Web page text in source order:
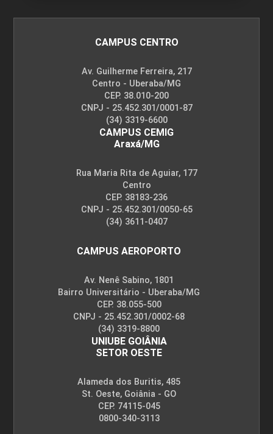
Transtorno do Espectro Autista (TEA)
10h
Tecnologia e Educação Inclusiva
10h
CAMPUS CENTRO
Av. Guilherme Ferreira, 217
Centro - Uberaba/MG
CEP. 38.010-200
CNPJ - 25.452.301/0001-87
(34) 3319-6600
CAMPUS CEMIG
Araxá/MG
Rua Maria Rita de Aguiar, 177
Centro
CEP. 38183-236
CNPJ - 25.452.301/0050-65
(34) 3611-0407
CAMPUS AEROPORTO
Av. Nenê Sabino, 1801
Bairro Universitário - Uberaba/MG
CEP. 38.055-500
CNPJ - 25.452.301/0002-68
(34) 3319-8800
UNIUBE GOIÂNIA
SETOR OESTE
Alameda dos Buritis, 485
St. Oeste, Goiânia - GO
CEP. 74115-045
0800-340-3113